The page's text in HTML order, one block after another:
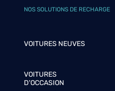
NOS SOLUTIONS DE RECHARGE
VOITURES NEUVES
VOITURES
D'OCCASION